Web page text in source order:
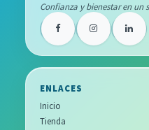
Confianza y bienestar en un
ENLACES
Inicio
Tienda